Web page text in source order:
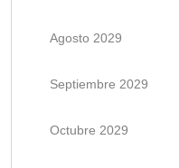
Agosto 2029
Septiembre 2029
Octubre 2029